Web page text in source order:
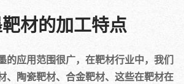
材的加工特点
应用范围很广，在靶材行业中，我们
、陶瓷靶材、合金靶材、这些在靶材在